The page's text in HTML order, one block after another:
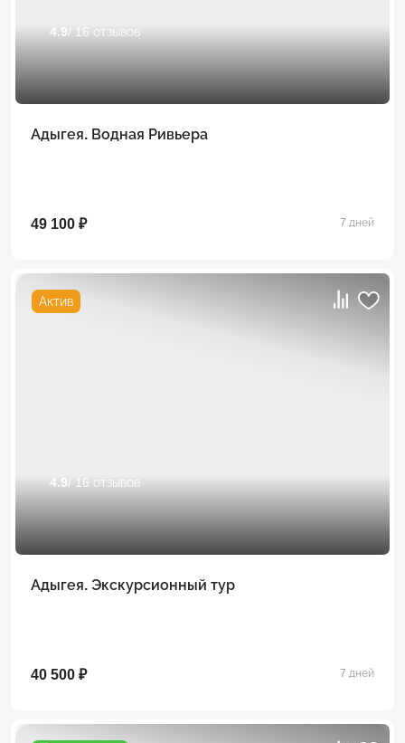
4.9/ 16 отзывов
Адыгея. Водная Ривьера
49 100 ₽ 7 дней
Актив
4.9 / 16 отзывов
Адыгея. Экскурсионный тур
40 500 ₽ 7 дней